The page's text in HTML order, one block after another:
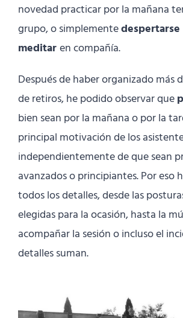
novedad practicar por la mañana
grupo, o simplemente
meditaren compañía.
Después de haber organizado más
de retiros, he podido observar que
bien sean por la mañana o por la
principal motivación de los
independientemente de que sean
avanzados o principiantes. Por eso
todos los detalles, desde las
elegidas para la ocasión, hasta la
acompañar la sesión o incluso el
detalles suman.